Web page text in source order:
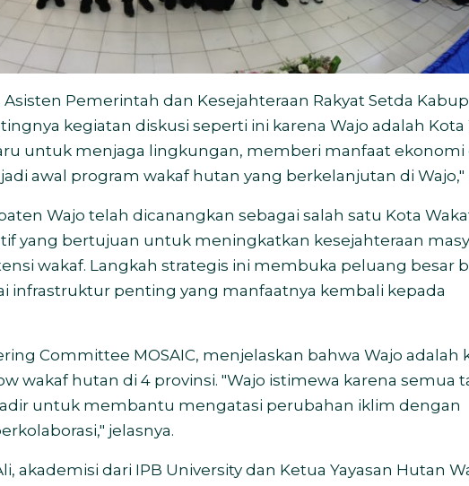
Asisten Pemerintah dan Kesejahteraan Rakyat Setda
kegiatan diskusi seperti ini karena Wajo adalah Kota
untuk menjaga lingkungan, memberi manfaat ekonomi
awal program wakaf hutan yang berkelanjutan di Wajo,"
Wajo telah dicanangkan sebagai salah satu Kota
yang bertujuan untuk meningkatkan kesejahteraan
wakaf. Langkah strategis ini membuka peluang besar
infrastruktur penting yang manfaatnya kembali kepada
Committee MOSAIC, menjelaskan bahwa Wajo adalah
wakaf hutan di 4 provinsi. "Wajo istimewa karena semua
untuk membantu mengatasi perubahan iklim dengan
jelasnya.
akademisi dari IPB University dan Ketua Yayasan Hutan